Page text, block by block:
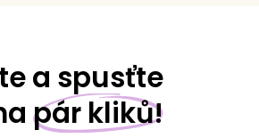
a spusťte
pár kliků!